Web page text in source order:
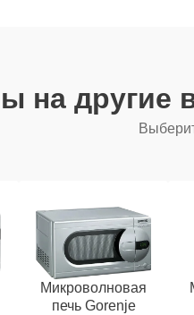
на другие
Микроволновая
печь Gorenje